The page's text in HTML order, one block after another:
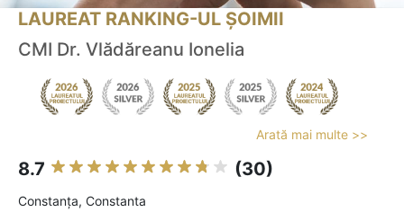
LAUREAT RANKING-UL ȘOIMII
CMI Dr. Vlădăreanu Ionelia
Arată mai multe >>
8.7 (30)
Constanţa, Constanta